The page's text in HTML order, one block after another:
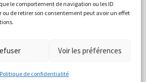
le comportement de navigation ou les ID
ou de retirer son consentement peut avoir un effet
Voir les préférences
Politique de confidentialité
: 10h00 à 17h00
: 10h00 à 15h00